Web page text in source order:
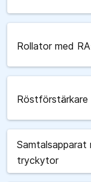
Rollator med
Röstförstärkare
Samtalsapparat
tryckytor